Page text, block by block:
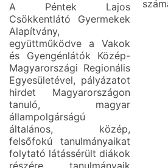
A Péntek Lajos
Csökkentlátó Gyermekek
Alapítvány,
együttműködve a Vakok
és Gyengénlátók Közép-
Magyarországi Regionális
Egyesületével, pályázatot
hirdet Magyarországon
tanuló, magyar
állampolgárságú
általános, közép,
felsőfokú tanulmányaikat
folytató látássérült diákok
részére, tanulmányaik